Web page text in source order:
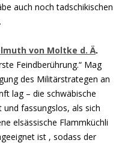
auch noch tadschikischen
von Moltke d. Ä.
Feindberührung.“ Mag
des Militärstrategen an
lag – die schwäbische
fassungslos, als sich
elsässische Flammküchli
ist , sodass der